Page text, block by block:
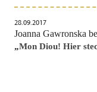
28.09.2017
Joanna Gawronska
„Mon Diou! Hier